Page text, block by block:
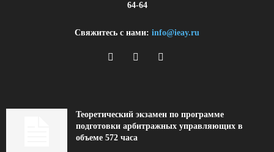
64-64
Свяжитесь с нами: info@ieay.ru
Теоретический экзамен по программе
подготовки арбитражных управляющих в
объеме 572 часа